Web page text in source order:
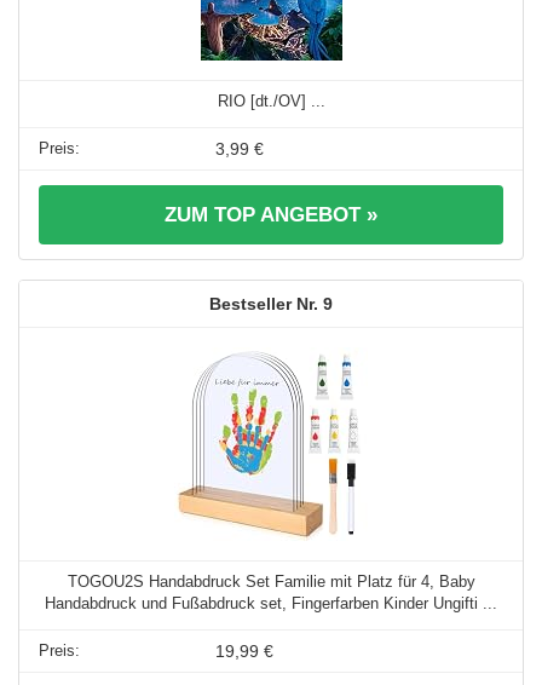
RIO [dt./OV] ...
3,99 €
ZUM TOP ANGEBOT »
9
TOGOU2S Handabdruck Set Familie mit Platz für 4, Baby
Handabdruck und Fußabdruck set, Fingerfarben Kinder Ungifti ...
19,99 €